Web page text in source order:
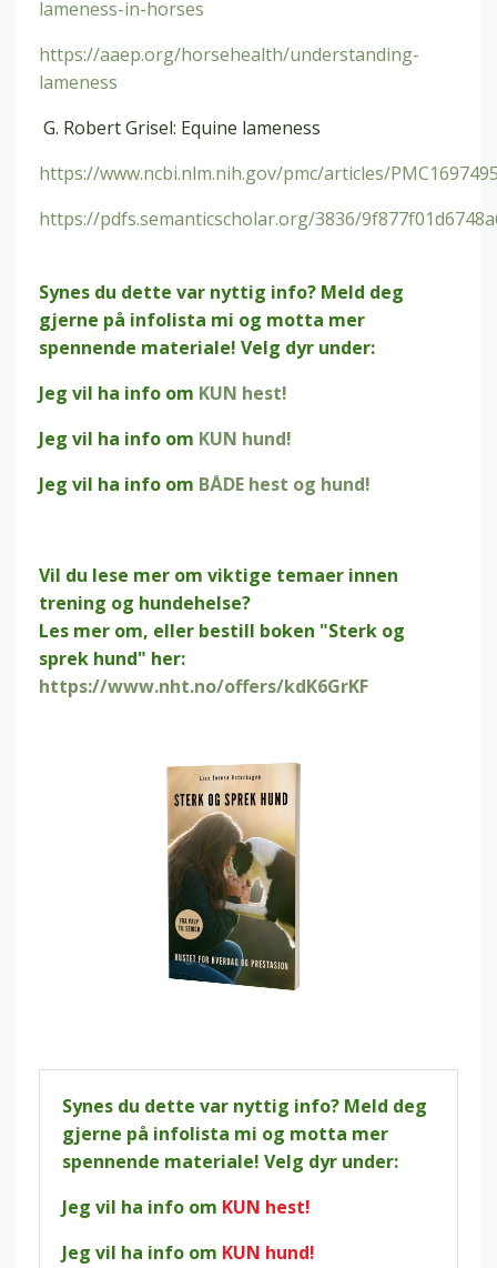
lameness-in-horses
https://aaep.org/horsehealth/understanding-
lameness
G. Robert Grisel: Equine lameness
https://www.ncbi.nlm.nih.gov/pmc/articles/
https://pdfs.semanticscholar.org/3836/
Synes du dette var nyttig info? Meld deg
gjerne på infolista mi og motta mer
spennende materiale! Velg dyr under:
Jeg vil ha info om KUN hest!
Jeg vil ha info om KUN hund!
Jeg vil ha info om BÅDE hest og hund!
Vil du lese mer om viktige temaer innen
trening og hundehelse?
Les mer om, eller bestill boken "Sterk og
sprek hund" her:
https://www.nht.no/offers/kdK6GrKF
Synes du dette var nyttig info? Meld deg
gjerne på infolista mi og motta mer
spennende materiale! Velg dyr under:
Jeg vil ha info om KUN hest!
Jeg vil ha info om KUN hund!